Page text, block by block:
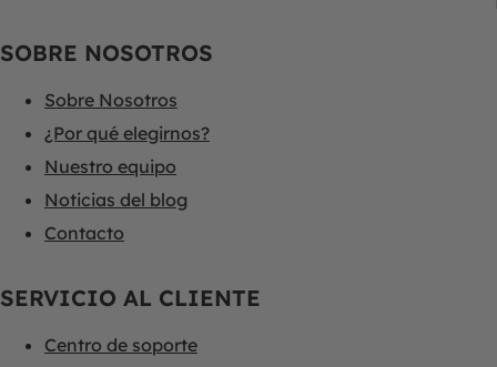
SOBRE NOSOTROS
Sobre Nosotros
¿Por qué elegirnos?
Nuestro equipo
Noticias del blog
Contacto
SERVICIO AL CLIENTE
Centro de soporte